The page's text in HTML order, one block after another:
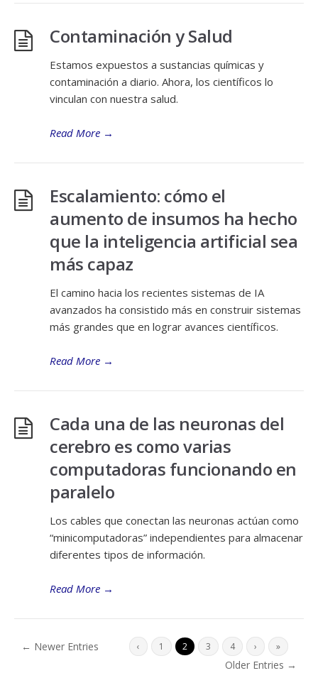
Contaminación y Salud
Estamos expuestos a sustancias químicas y
contaminación a diario. Ahora, los científicos lo
vinculan con nuestra salud.
Read More →
Escalamiento: cómo el
aumento de insumos ha hecho
que la inteligencia artificial sea
más capaz
El camino hacia los recientes sistemas de IA
avanzados ha consistido más en construir sistemas
más grandes que en lograr avances científicos.
Read More →
Cada una de las neuronas del
cerebro es como varias
computadoras funcionando en
paralelo
Los cables que conectan las neuronas actúan como
“minicomputadoras” independientes para almacenar
diferentes tipos de información.
Read More →
← Newer Entries ‹ 1 2 3 4 › »
Older Entries →